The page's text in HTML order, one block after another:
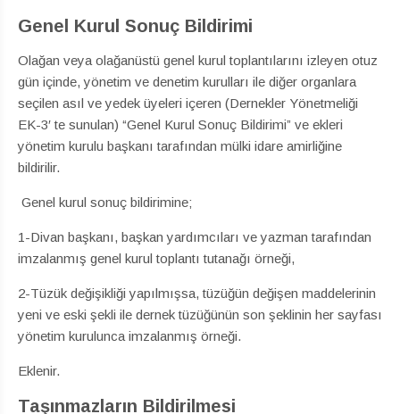
Genel Kurul Sonuç Bildirimi
Olağan veya olağanüstü genel kurul toplantılarını izleyen otuz
gün içinde, yönetim ve denetim kurulları ile diğer organlara
seçilen asıl ve yedek üyeleri içeren (Dernekler Yönetmeliği
EK-3′ te sunulan) “Genel Kurul Sonuç Bildirimi” ve ekleri
yönetim kurulu başkanı tarafından mülki idare amirliğine
bildirilir.
Genel kurul sonuç bildirimine;
1-Divan başkanı, başkan yardımcıları ve yazman tarafından
imzalanmış genel kurul toplantı tutanağı örneği,
2-Tüzük değişikliği yapılmışsa, tüzüğün değişen maddelerinin
yeni ve eski şekli ile dernek tüzüğünün son şeklinin her sayfası
yönetim kurulunca imzalanmış örneği.
Eklenir.
Taşınmazların Bildirilmesi